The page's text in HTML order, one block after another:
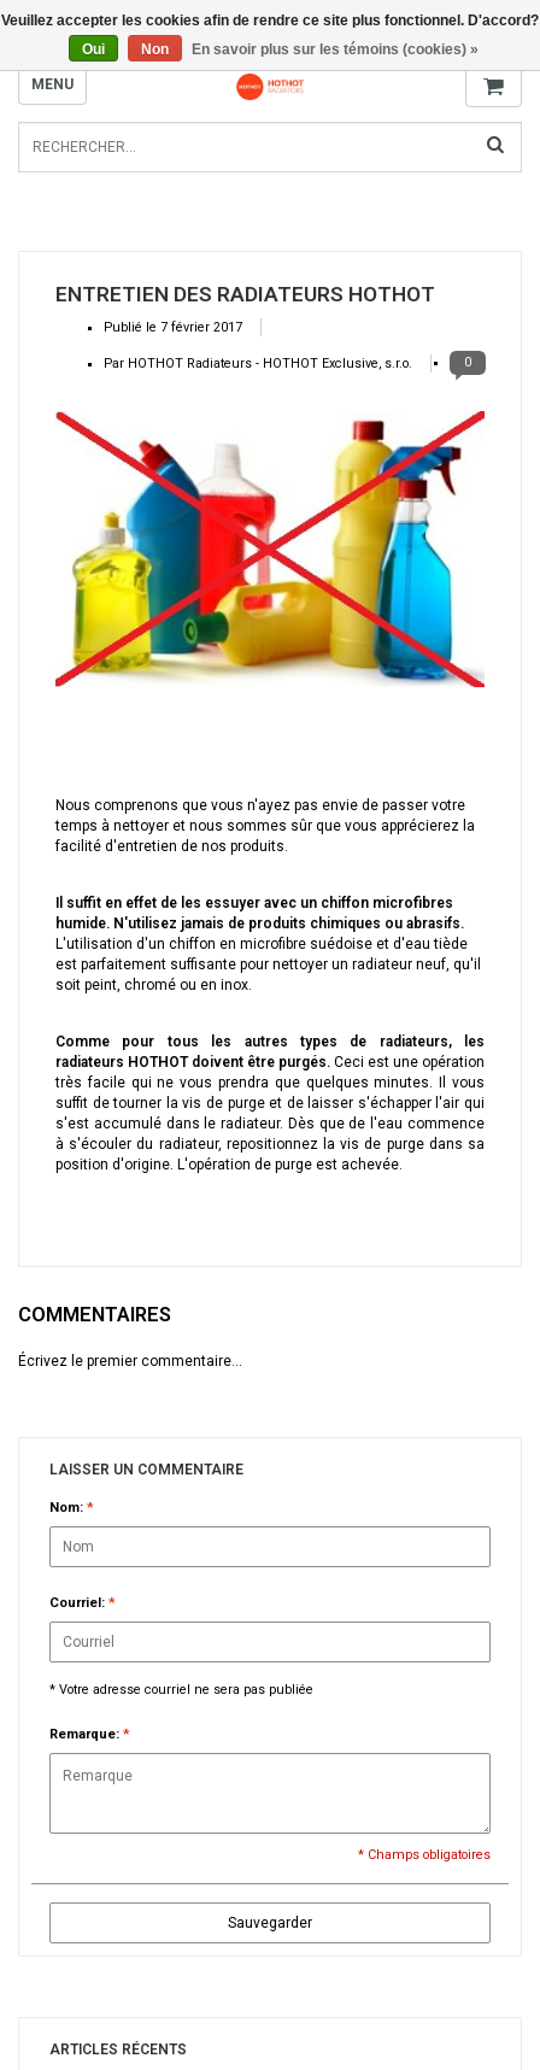
INFO@RADIATORS.SHOP
MENU
ENTRETIEN DES RADIATEURS HOTHOT
Publié le 7 février 2017
Par HOTHOT Radiateurs - HOTHOT Exclusive, s.r.o. 0
Nous comprenons que vous n'ayez pas envie de passer votre
temps à nettoyer et nous sommes sûr que vous apprécierez la
facilité d'entretien de nos produits.
Il suffit en effet de les essuyer avec un chiffon microfibres
humide. N'utilisez jamais de produits chimiques ou abrasifs.
L'utilisation d'un chiffon en microfibre suédoise et d'eau tiède
est parfaitement suffisante pour nettoyer un radiateur neuf, qu'il
soit peint, chromé ou en inox.
Comme pour tous les autres types de radiateurs, les
radiateurs HOTHOT doivent être purgés. Ceci est une opération
très facile qui ne vous prendra que quelques minutes. Il vous
suffit de tourner la vis de purge et de laisser s'échapper l'air qui
s'est accumulé dans le radiateur. Dès que de l'eau commence
à s'écouler du radiateur, repositionnez la vis de purge dans sa
position d'origine. L'opération de purge est achevée.
COMMENTAIRES
Écrivez le premier commentaire...
LAISSER UN COMMENTAIRE
Nom: *
Courriel: *
* Votre adresse courriel ne sera pas publiée
Remarque: *
* Champs obligatoires
Sauvegarder
ARTICLES RÉCENTS
Veuillez accepter les cookies afin de rendre ce site plus fonctionnel. D'accord?
Oui
Non En savoir plus sur les témoins (cookies) »